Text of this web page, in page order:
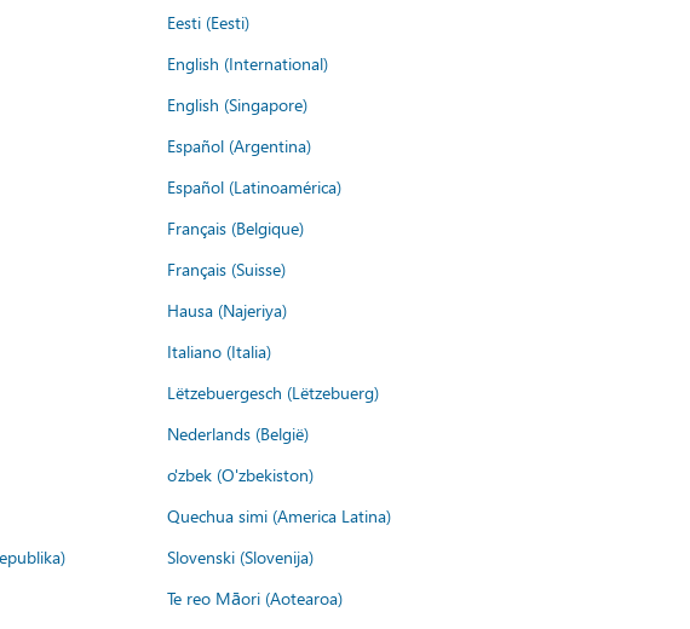
Eesti (Eesti)
English (International)
English (Singapore)
Español (Argentina)
Español (Latinoamérica)
Français (Belgique)
Français (Suisse)
Hausa (Najeriya)
Italiano (Italia)
Lëtzebuergesch (Lëtzebuerg)
Nederlands (België)
o'zbek (O'zbekiston)
Quechua simi (America Latina)
Slovenski (Slovenija)
Te reo Māori (Aotearoa)